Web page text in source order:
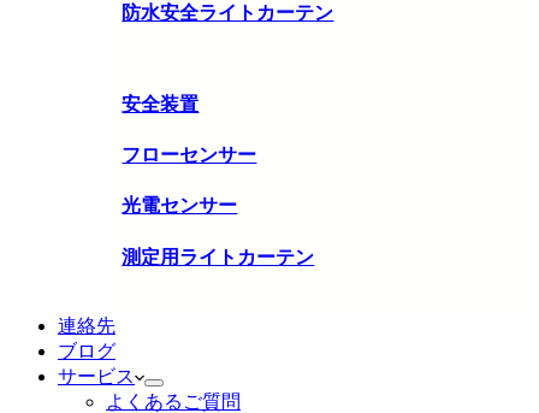
防水安全ライトカーテン
安全装置
フローセンサー
光電センサー
測定用ライトカーテン
連絡先
ブログ
サービス
よくあるご質問